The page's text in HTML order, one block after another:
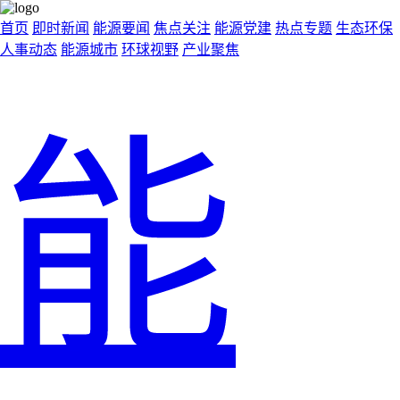
首页 即时新闻 能源要闻 焦点关注 能源党建 热点专题 生态环保
人事动态 能源城市 环球视野 产业聚焦
能